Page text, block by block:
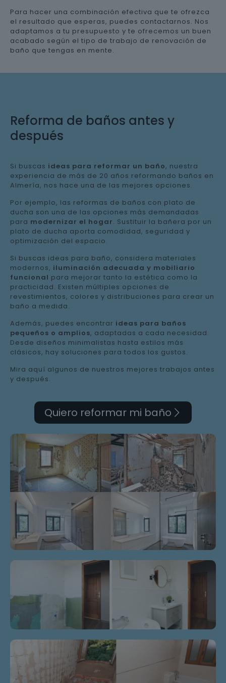
Para hacer una combinación efectiva que te ofrezca
el resultado que esperas, puedes contactarnos. Nos
adaptamos a tu presupuesto y te ofrecemos un buen
acabado según el tipo de trabajo de renovación de
baño que tengas en mente.
Reforma de baños antes y
después
Si buscas ideas para reformar un baño, nuestra
experiencia de más de 20 años reformando baños en
Almería, nos hace una de las mejores opciones.
Por ejemplo, las reformas de baños con plato de
ducha son una de las opciones más demandadas
para modernizar el hogar. Sustituir la bañera por un
plato de ducha aporta comodidad, seguridad y
optimización del espacio.
Si buscas ideas para baño, considera materiales
modernos, iluminación adecuada y mobiliario
funcional para mejorar tanto la estética como la
practicidad. Existen múltiples opciones de
revestimientos, colores y distribuciones para crear un
baño a medida.
Además, puedes encontrar ideas para baños
pequeños o amplios, adaptadas a cada necesidad.
Desde diseños minimalistas hasta estilos más
clásicos, hay soluciones para todos los gustos.
Mira aquí algunos de nuestros mejores trabajos antes
y después.
Quiero reformar mi baño